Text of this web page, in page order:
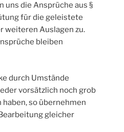
uns die Ansprüche aus §
für die geleistete
weiteren Auslagen zu.
bleiben
durch Umstände
vorsätzlich noch grob
so übernehmen
gleicher